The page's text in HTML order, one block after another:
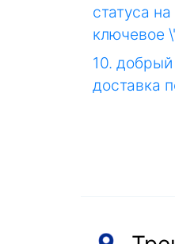
статуса
ключевое
10.
доставка